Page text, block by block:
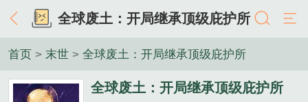
全球废土：开局继承顶级庇护所
首页 > 末世 > 全球废土：开局继承顶级庇护所
全球废土：开局继承顶级庇护所